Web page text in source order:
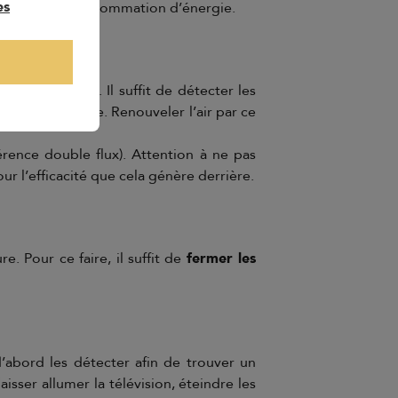
sans consommation d’énergie.
etnaturelle . Il suffit de détecter les
intérieure. Renouveler l’air par ce
double flux). Attention à ne pas
l’efficacité que cela génère derrière.
Pour ce faire, il suffit de fermer les
les détecter afin de trouver un
allumer la télévision, éteindre les